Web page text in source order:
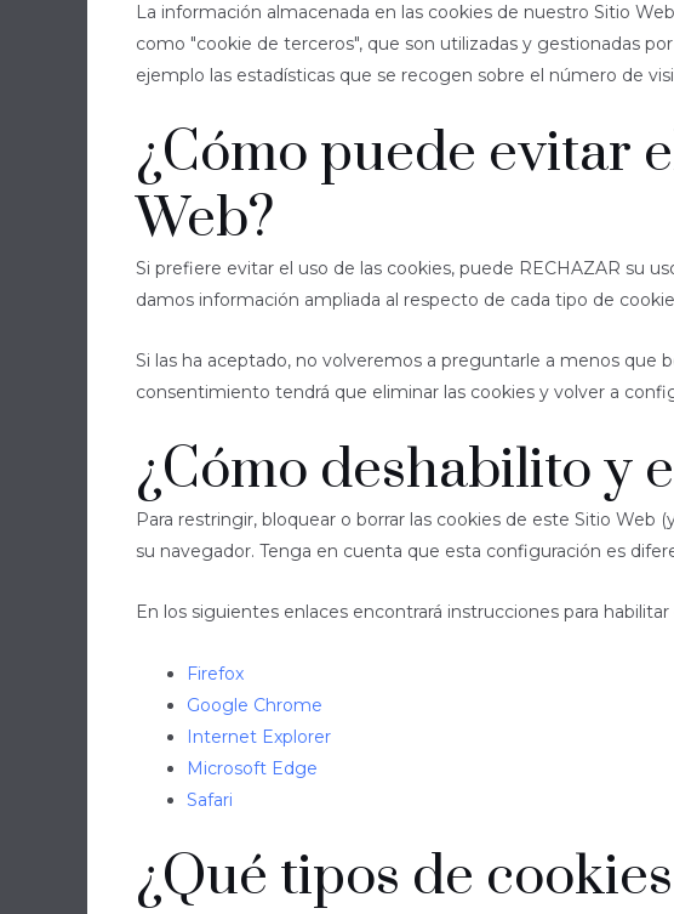
La información almacenada en las cookies de nuestro Sitio
como "cookie de terceros", que son utilizadas y gestionadas
ejemplo las estadísticas que se recogen sobre el número de
¿Cómo puede evitar
Web?
Si prefiere evitar el uso de las cookies, puede RECHAZAR su
damos información ampliada al respecto de cada tipo de
Si las ha aceptado, no volveremos a preguntarle a menos que
consentimiento tendrá que eliminar las cookies y volver a
¿Cómo deshabilito y
Para restringir, bloquear o borrar las cookies de este Sitio
su navegador. Tenga en cuenta que esta configuración es
En los siguientes enlaces encontrará instrucciones para
Firefox
Google Chrome
Internet Explorer
Microsoft Edge
Safari
¿Qué tipos de